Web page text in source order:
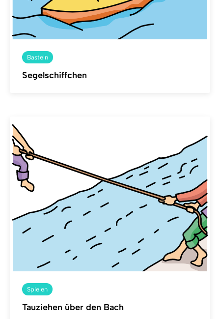
Basteln
Segelschiffchen
Spielen
Tauziehen über den Bach